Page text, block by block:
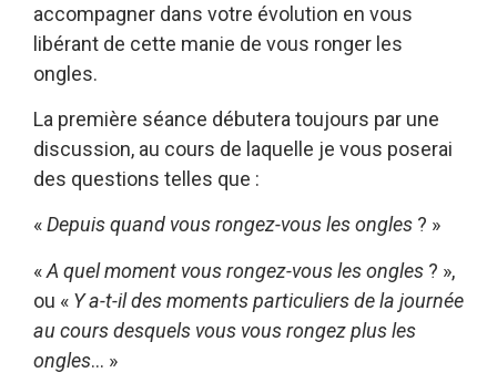
accompagner dans votre évolution en vous
libérant de cette manie de vous ronger les
ongles.
La première séance débutera toujours par une
discussion, au cours de laquelle je vous poserai
des questions telles que :
«Depuis quand vous rongez-vous les ongles ? »
«A quel moment vous rongez-vous les ongles ? »,
ou « Y a-t-il des moments particuliers de la journée
au cours desquels vous vous rongez plus les
ongles… »